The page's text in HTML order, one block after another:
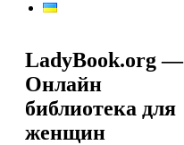
LadyBook.org —
Онлайн
библиотека для
женщин